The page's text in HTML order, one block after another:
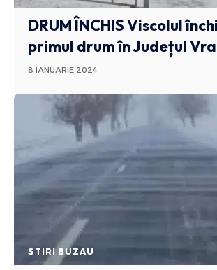
DRUM ÎNCHISViscolul
primul drum în Județul
8 IANUARIE 2024
STIRI BUZAU